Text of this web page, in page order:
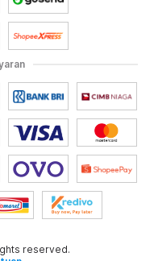
reserved.